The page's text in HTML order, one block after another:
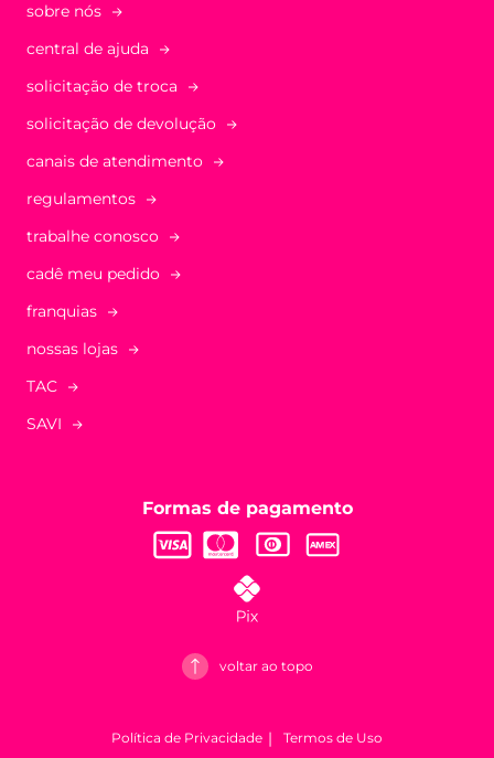
sobre nós
central de ajuda
solicitação de troca
solicitação de devolução
canais de atendimento
regulamentos
trabalhe conosco
cadê meu pedido
franquias
nossas lojas
TAC
SAVI
Formas de pagamento
voltar ao topo
Política de Privacidade Termos de Uso